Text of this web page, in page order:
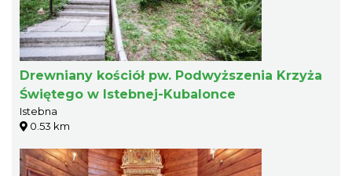
Drewniany kościół pw. Podwyższenia Krzyża
Świętego w Istebnej-Kubalonce
Istebna
0.53 km